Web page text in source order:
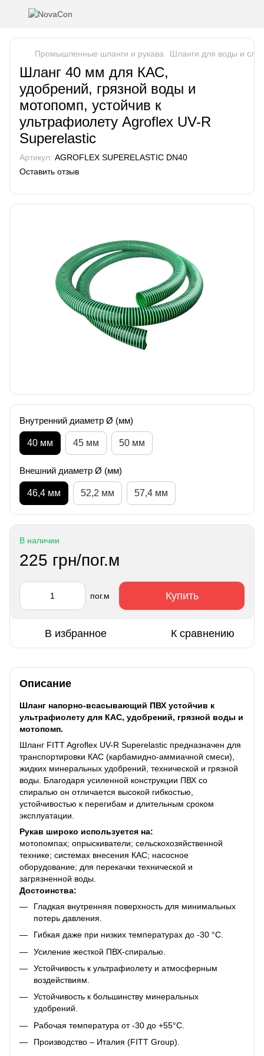
Промышленные шланги и рукава Шланги для воды и
Шланг 40 мм для КАС,
удобрений, грязной воды и
мотопомп, устойчив к
ультрафиолету Agroflex UV-R
Superelastic
Артикул: AGROFLEX SUPERELASTIC DN40
Оставить отзыв
Внутренний диаметр Ø (мм)
40 мм 45 мм 50 мм
Внешний диаметр Ø (мм)
46,4 мм 52,2 мм 57,4 мм
В наличии
225 грн/пог.м
пог.м Купить
В избранное К сравнению
Описание
Шланг напорно-всасывающий ПВХ устойчив к
ультрафиолету для КАС, удобрений, грязной воды и
мотопомп.
Шланг FITT Agroflex UV-R Superelastic предназначен для
транспортировки КАС (карбамидно-аммиачной смеси),
жидких минеральных удобрений, технической и грязной
воды. Благодаря усиленной конструкции ПВХ со
спиралью он отличается высокой гибкостью,
устойчивостью к перегибам и длительным сроком
эксплуатации.
Рукав широко используется на:
мотопомпах; опрыскиватели; сельскохозяйственной
технике; системах внесения КАС; насосное
оборудование; для перекачки технической и
загрязненной воды.
Достоинства:
Гладкая внутренняя поверхность для минимальных
потерь давления.
Гибкая даже при низких температурах до -30 °C.
Усиление жесткой ПВХ-спиралью.
Устойчивость к ультрафиолету и атмосферным
воздействиям.
Устойчивость к большинству минеральных
удобрений.
Рабочая температура от -30 до +55°C.
Производство – Италия (FITT Group).